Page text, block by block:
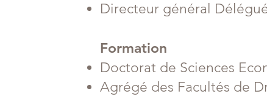
Directeur général
Formation
Doctorat de Sciences
Agrégé des Facultés de